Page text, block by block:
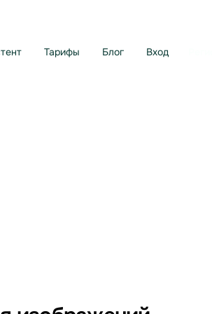
Тарифы Блог Вход